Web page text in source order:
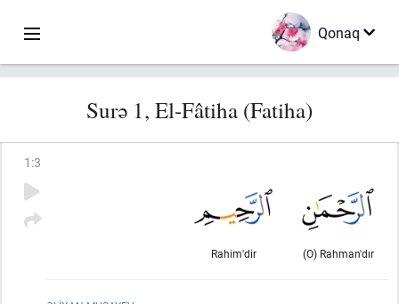
Qonaq
Surə 1, El-Fâtiha (Fatiha)
1 :3
(O) Rahman'dır
Rahim'dir